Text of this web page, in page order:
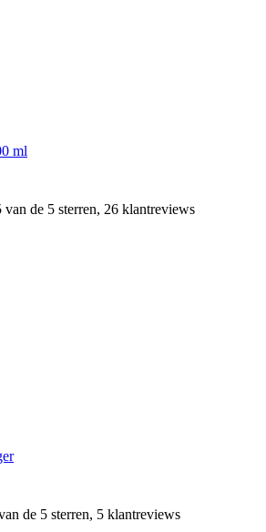
ml
van de 5 sterren, 26 klantreviews
de 5 sterren, 5 klantreviews